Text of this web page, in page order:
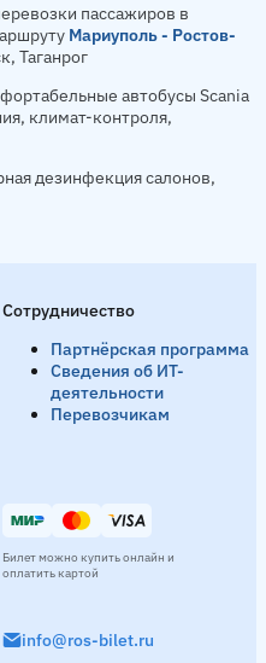
пассажиров в
Мариуполь - Ростов-
Таганрог
автобусы Scania
климат-контроля,
дезинфекция салонов,
Сотрудничество
Партнёрская программа
Сведения об ИТ-
деятельности
Перевозчикам
info@ros-bilet.ru
Билет можно купить онлайн и
оплатить картой